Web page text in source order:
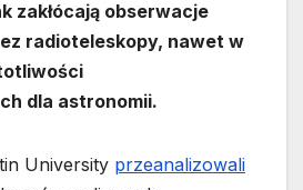
zakłócają obserwacje
radioteleskopy, nawet w
dla astronomii.
University przeanalizowali